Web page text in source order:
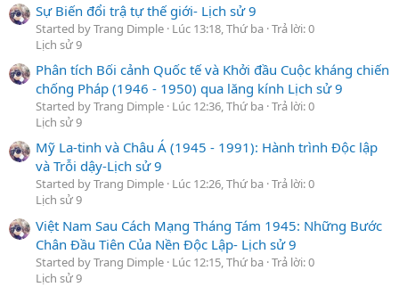
Sự Biến đổi trậ tự thế giới- Lịch sử 9
Started by Trang Dimple Lúc 13:18, Thứ ba Trả lời: 0
Lịch sử 9
Phân tích Bối cảnh Quốc tế và Khởi đầu Cuộc kháng chiến
chống Pháp (1946 - 1950) qua lăng kính Lịch sử 9
Started by Trang Dimple Lúc 12:36, Thứ ba Trả lời: 0
Lịch sử 9
Mỹ La-tinh và Châu Á (1945 - 1991): Hành trình Độc lập
và Trỗi dậy-Lịch sử 9
Started by Trang Dimple Lúc 12:26, Thứ ba Trả lời: 0
Lịch sử 9
Việt Nam Sau Cách Mạng Tháng Tám 1945: Những Bước
Chân Đầu Tiên Của Nền Độc Lập- Lịch sử 9
Started by Trang Dimple Lúc 12:15, Thứ ba Trả lời: 0
Lịch sử 9